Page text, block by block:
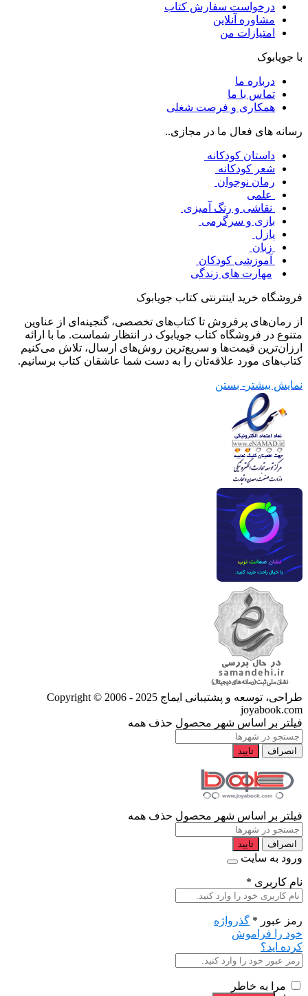
درخواست سفارش کتاب
مشاوره آنلاین
امتیازات من
با جویابوک
درباره ما
تماس با ما
همکاری و فرصت شغلی
رسانه های فعال ما در مجازی..
داستان کودکانه
شعر کودکانه
رمان نوجوان
علمی
نقاشی و رنگ آمیزی
بازی و سرگرمی
پازل
زبان
آموزشی کودکان
مهارت های زندگی
فروشگاه خرید اینترنتی کتاب جویابوک
از رمان‌های پرفروش تا کتاب‌های تخصصی، گنجینه‌ای از عناوین
متنوع در فروشگاه کتاب جویابوک در انتظار شماست. ما با ارائه
ارزان‌ترین قیمت‌ها و سریع‌ترین روش‌های ارسال، تلاش می‌کنیم
کتاب‌های مورد علاقه‌تان را به دست شما عاشقان کتاب برسانیم.
نمایش بیشتر - بستن
طراحی، توسعه و پشتیبانی ایماج Copyright © 2006 - 2025
joyabook.com
فیلتر بر اساس شهر محصول حذف همه
انصراف تایید
فیلتر بر اساس شهر محصول حذف همه
انصراف تایید
ورود به سایت
نام کاربری *
رمز عبور * گذرواژه
خود را فراموش
کرده اید؟
مرا به خاطر